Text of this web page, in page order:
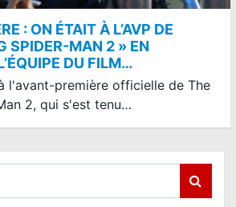
: ON ÉTAIT À L’AVP DE
SPIDER-MAN 2 » EN
DU FILM…
l'avant-première officielle de The
2, qui s'est tenu…